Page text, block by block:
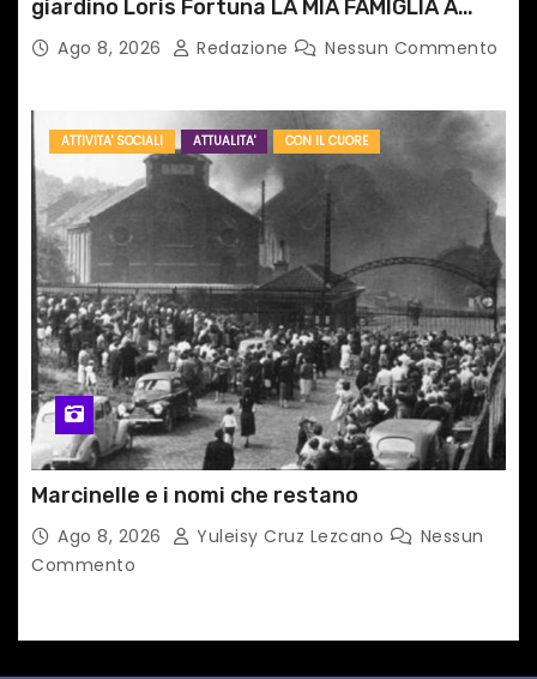
giardino Loris Fortuna LA MIA FAMIGLIA A
TAIPEIAgo 8, 2026 Redazione Nessun Commento
ATTIVITA' SOCIALI ATTUALITA' CON IL CUORE
Marcinelle e i nomi che restano
Ago 8, 2026 Yuleisy Cruz Lezcano
Nessun
Commento